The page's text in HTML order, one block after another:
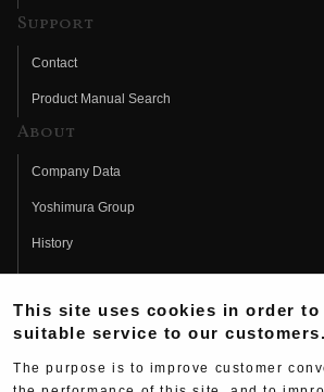
Support
Contact
Product Manual Search
About
Company Data
Yoshimura Group
History
Fujio Yoshimura
Hideo Yoshimura
Yoshimura History
This site uses cookies in order to
suitable service to our customers.
The purpose is to improve customer